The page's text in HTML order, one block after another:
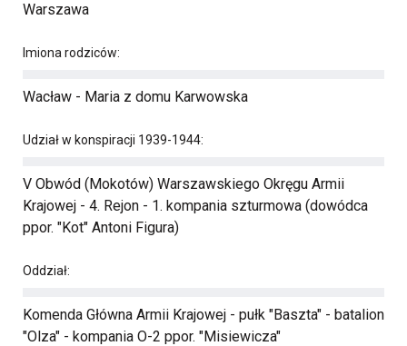
Warszawa
Imiona rodziców:
Wacław - Maria z domu Karwowska
Udział w konspiracji 1939-1944:
V Obwód (Mokotów) Warszawskiego Okręgu Armii
Krajowej - 4. Rejon - 1. kompania szturmowa (dowódca
ppor. "Kot" Antoni Figura)
Oddział:
Komenda Główna Armii Krajowej - pułk "Baszta" - batalion
"Olza" - kompania O-2 ppor. "Misiewicza"